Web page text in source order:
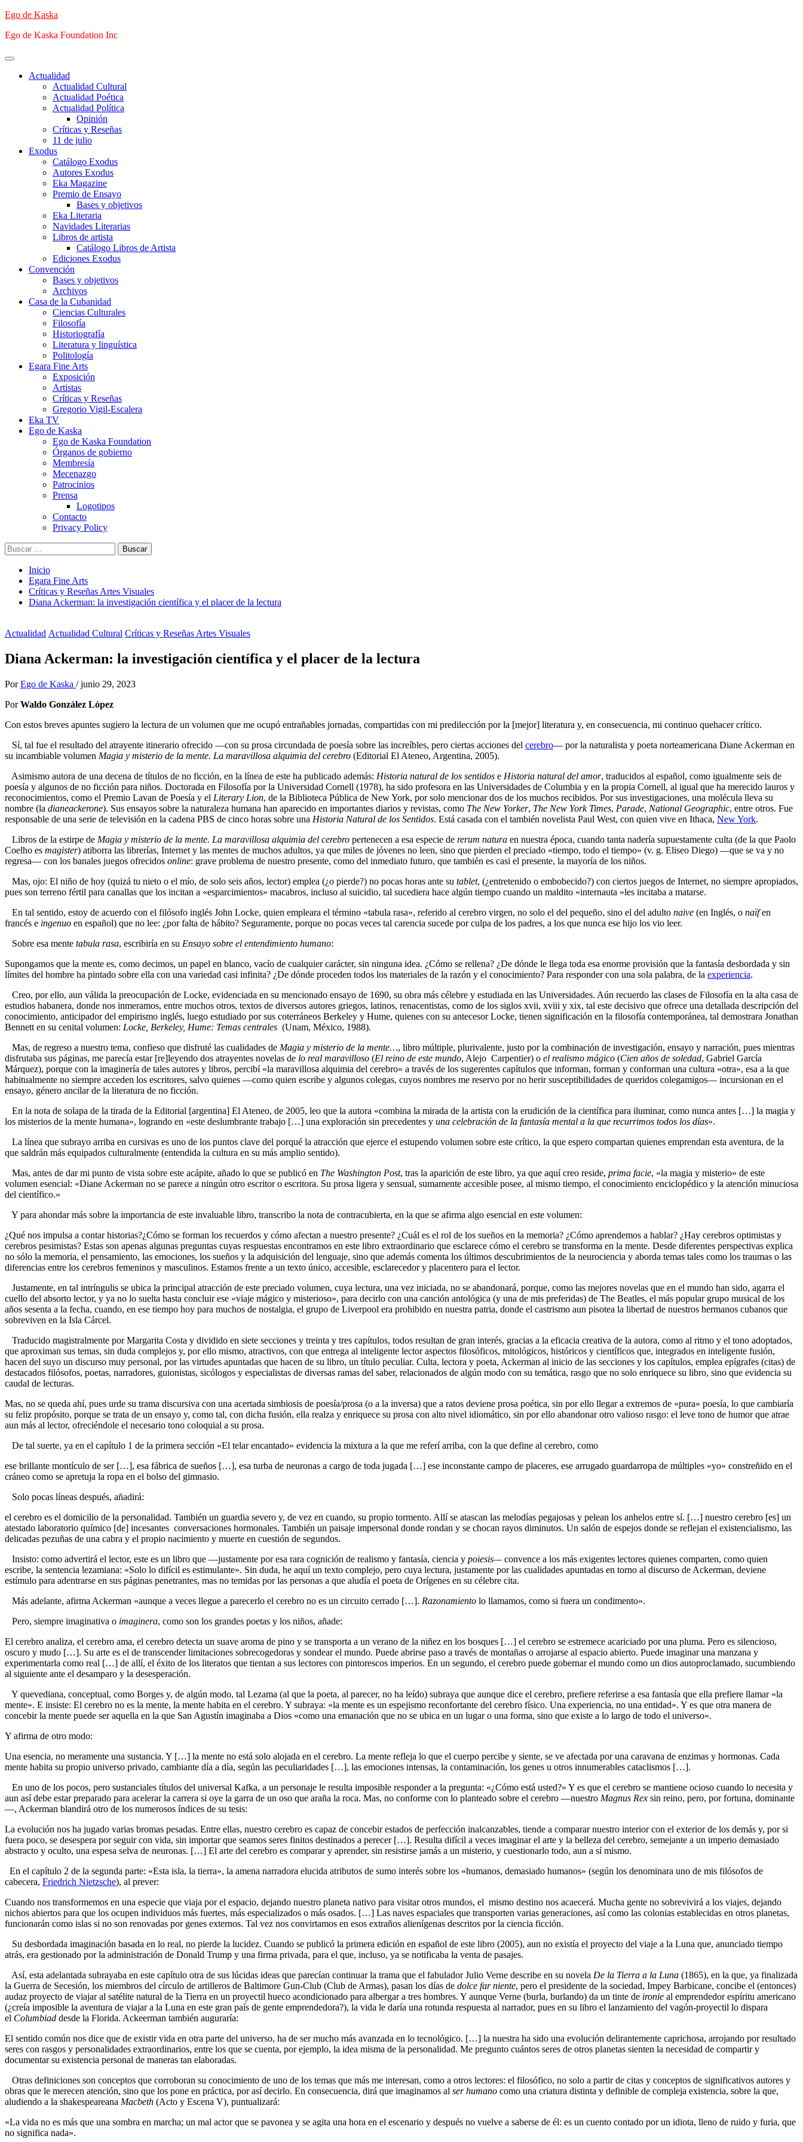
Saltar
contenido
Ego de Kaska
Ego de Kaska Foundation Inc
Menú
principalActualidad
Actualidad Cultural
Actualidad Poética
Actualidad Política
Opinión
Críticas y Reseñas
11 de julio
Exodus
Catálogo Exodus
Autores Exodus
Eka Magazine
Premio de Ensayo
Bases y objetivos
Eka Literaria
Navidades Literarias
Libros de artista
Catálogo Libros de Artista
Ediciones Exodus
Convención
Bases y objetivos
Archivos
Casa de la Cubanidad
Ciencias Culturales
Filosofía
Historiografía
Literatura y linguística
Politología
Egara Fine Arts
Exposición
Artistas
Críticas y Reseñas
Gregorio Vigil-Escalera
Eka TV
Ego de Kaska
Ego de Kaska Foundation
Órganos de gobierno
Membresía
Mecenazgo
Patrocinios
Prensa
Logotipos
Contacto
Privacy Policy
Buscar:
Inicio
Egara Fine Arts
Críticas y Reseñas Artes Visuales
Diana Ackerman: la investigación científica y el placer de la lectura
Actualidad Actualidad Cultural Críticas y Reseñas Artes Visuales
Diana Ackerman: la investigación científica y el placer de la lectura
Por Ego de Kaska / junio 29, 2023
PorWaldo González López
Con estos breves apuntes sugiero la lectura de un volumen que me ocupó entrañables jornadas, compartidas con mi predilección por la [mejor] literatura y, en consecuencia, mi continuo quehacer crítico.
Sí, tal fue el resultado del atrayente itinerario ofrecido —con su prosa circundada de poesía sobre las increíbles, pero ciertas acciones del cerebro— por la naturalista y poeta norteamericana Diane Ackerman en
su incambiable volumen Magia y misterio de la mente. La maravillosa alquimia del cerebro (Editorial El Ateneo, Argentina, 2005).
Asimismo autora de una decena de títulos de no ficción, en la línea de este ha publicado además: Historia natural de los sentidos e Historia natural del amor, traducidos al español, como igualmente seis de
poesía y algunos de no ficción para niños. Doctorada en Filosofía por la Universidad Cornell (1978), ha sido profesora en las Universidades de Columbia y en la propia Cornell, al igual que ha merecido lauros y
reconocimientos, como el Premio Lavan de Poesía y el Literary Lion, de la Biblioteca Pública de New York, por solo mencionar dos de los muchos recibidos. Por sus investigaciones, una molécula lleva su
nombre (la dianeackerone). Sus ensayos sobre la naturaleza humana han aparecido en importantes diarios y revistas, como The New Yorker, The New York Times, Parade, National Geographic, entre otros. Fue
responsable de una serie de televisión en la cadena PBS de cinco horas sobre una Historia Natural de los Sentidos. Está casada con el también novelista Paul West, con quien vive en Ithaca, New York.
Libros de la estirpe de Magia y misterio de la mente. La maravillosa alquimia del cerebro pertenecen a esa especie de rerum natura en nuestra época, cuando tanta nadería supuestamente culta (de la que Paolo
Coelho es magister) atiborra las librerías, Internet y las mentes de muchos adultos, ya que miles de jóvenes no leen, sino que pierden el preciado «tiempo, todo el tiempo» (v. g. Eliseo Diego) —que se va y no
regresa— con los banales juegos ofrecidos online: grave problema de nuestro presente, como del inmediato futuro, que también es casi el presente, la mayoría de los niños.
Mas, ojo: El niño de hoy (quizá tu nieto o el mío, de solo seis años, lector) emplea (¿o pierde?) no pocas horas ante su tablet, (¿entretenido o embobecido?) con ciertos juegos de Internet, no siempre apropiados,
pues son terreno fértil para canallas que los incitan a «esparcimientos» macabros, incluso al suicidio, tal sucediera hace algún tiempo cuando un maldito «internauta »les incitaba a matarse.
En tal sentido, estoy de acuerdo con el filósofo inglés John Locke, quien empleara el término «tabula rasa», referido al cerebro virgen, no solo el del pequeño, sino el del adulto naive (en Inglés, o naïfen
francés e ingenuo en español) que no lee: ¿por falta de hábito? Seguramente, porque no pocas veces tal carencia sucede por culpa de los padres, a los que nunca ese hijo los vio leer.
Sobre esa mente tabula rasa, escribiría en su Ensayo sobre el entendimiento humano:
Supongamos que la mente es, como decimos, un papel en blanco, vacío de cualquier carácter, sin ninguna idea. ¿Cómo se rellena? ¿De dónde le llega toda esa enorme provisión que la fantasía desbordada y sin
límites del hombre ha pintado sobre ella con una variedad casi infinita? ¿De dónde proceden todos los materiales de la razón y el conocimiento? Para responder con una sola palabra, de la experiencia. ​
Creo, por ello, aun válida la preocupación de Locke, evidenciada en su mencionado ensayo de 1690, su obra más célebre y estudiada en las Universidades. Aún recuerdo las clases de Filosofía en la alta casa de
estudios habanera, donde nos inmeramos, entre muchos otros, textos de diversos autores griegos, latinos, renacentistas, como de los siglos xvii, xviii y xix, tal este decisivo que ofrece una detallada descripción del
conocimiento, anticipador del empirismo inglés, luego estudiado por sus coterráneos Berkeley y Hume, quienes con su antecesor Locke, tienen significación en la filosofía contemporánea, tal demostrara Jonathan
Bennett en su cenital volumen: Locke, Berkeley, Hume: Temas centrales (Unam, México, 1988).
Mas, de regreso a nuestro tema, confieso que disfruté las cualidades de Magia y misterio de la mente…, libro múltiple, plurivalente, justo por la combinación de investigación, ensayo y narración, pues mientras
disfrutaba sus páginas, me parecía estar [re]leyendo dos atrayentes novelas de lo real maravilloso (El reino de este mundo, Alejo Carpentier) o el realismo mágico (Cien años de soledad, Gabriel García
Márquez), porque con la imaginería de tales autores y libros, percibí «la maravillosa alquimia del cerebro» a través de los sugerentes capítulos que informan, forman y conforman una cultura «otra», esa a la que
habitualmente no siempre acceden los escritores, salvo quienes —como quien escribe y algunos colegas, cuyos nombres me reservo por no herir susceptibilidades de queridos colegamigos— incursionan en el
ensayo, género ancilar de la literatura de no ficción.
En la nota de solapa de la tirada de la Editorial [argentina] El Ateneo, de 2005, leo que la autora «combina la mirada de la artista con la erudición de la científica para iluminar, como nunca antes […] la magia y
los misterios de la mente humana», logrando en «este deslumbrante trabajo […] una exploración sin precedentes y una celebración de la fantasía mental a la que recurrimos todos los días».
La línea que subrayo arriba en cursivas es uno de los puntos clave del porqué la atracción que ejerce el estupendo volumen sobre este crítico, la que espero compartan quienes emprendan esta aventura, de la
que saldrán más equipados culturalmente (entendida la cultura en su más amplio sentido).
Mas, antes de dar mi punto de vista sobre este acápite, añado lo que se publicó en The Washington Post, tras la aparición de este libro, ya que aquí creo reside, prima facie, «la magia y misterio» de este
volumen esencial: «Diane Ackerman no se parece a ningún otro escritor o escritora. Su prosa ligera y sensual, sumamente accesible posee, al mismo tiempo, el conocimiento enciclopédico y la atención minuciosa
del científico.»
Y para ahondar más sobre la importancia de este invaluable libro, transcribo la nota de contracubierta, en la que se afirma algo esencial en este volumen:
¿Qué nos impulsa a contar historias?¿Cómo se forman los recuerdos y cómo afectan a nuestro presente? ¿Cuál es el rol de los sueños en la memoria? ¿Cómo aprendemos a hablar? ¿Hay cerebros optimistas y
cerebros pesimistas? Estas son apenas algunas preguntas cuyas respuestas encontramos en este libro extraordinario que esclarece cómo el cerebro se transforma en la mente. Desde diferentes perspectivas explica
no sólo la memoria, el pensamiento, las emociones, los sueños y la adquisición del lenguaje, sino que además comenta los últimos descubrimientos de la neurociencia y aborda temas tales como los traumas o las
diferencias entre los cerebros femeninos y masculinos. Estamos frente a un texto único, accesible, esclarecedor y placentero para el lector.
Justamente, en tal intríngulis se ubica la principal atracción de este preciado volumen, cuya lectura, una vez iniciada, no se abandonará, porque, como las mejores novelas que en el mundo han sido, agarra el
cuello del absorto lector, y ya no lo suelta hasta concluir ese «viaje mágico y misterioso», para decirlo con una canción antológica (y una de mis preferidas) de The Beatles, el más popular grupo musical de los
años sesenta a la fecha, cuando, en ese tiempo hoy para muchos de nostalgia, el grupo de Liverpool era prohibido en nuestra patria, donde el castrismo aun pisotea la libertad de nuestros hermanos cubanos que
sobreviven en la Isla Cárcel.
Traducido magistralmente por Margarita Costa y dividido en siete secciones y treinta y tres capítulos, todos resultan de gran interés, gracias a la eficacia creativa de la autora, como al ritmo y el tono adoptados,
que aproximan sus temas, sin duda complejos y, por ello mismo, atractivos, con que entrega al inteligente lector aspectos filosóficos, mitológicos, históricos y científicos que, integrados en inteligente fusión,
hacen del suyo un discurso muy personal, por las virtudes apuntadas que hacen de su libro, un título peculiar. Culta, lectora y poeta, Ackerman al inicio de las secciones y los capítulos, emplea epígrafes (citas) de
destacados filósofos, poetas, narradores, guionistas, sicólogos y especialistas de diversas ramas del saber, relacionados de algún modo con su temática, rasgo que no solo enriquece su libro, sino que evidencia su
caudal de lecturas.
Mas, no se queda ahí, pues urde su trama discursiva con una acertada simbiosis de poesía/prosa (o a la inversa) que a ratos deviene prosa poética, sin por ello llegar a extremos de «pura» poesía, lo que cambiaría
su feliz propósito, porque se trata de un ensayo y, como tal, con dicha fusión, ella realza y enriquece su prosa con alto nivel idiomático, sin por ello abandonar otro valioso rasgo: el leve tono de humor que atrae
aun más al lector, ofreciéndole el necesario tono coloquial a su prosa.
De tal suerte, ya en el capítulo 1 de la primera sección «El telar encantado» evidencia la mixtura a la que me referí arriba, con la que define al cerebro, como
ese brillante montículo de ser […], esa fábrica de sueños […], esa turba de neuronas a cargo de toda jugada […] ese inconstante campo de placeres, ese arrugado guardarropa de múltiples «yo» constreñido en el
cráneo como se apretuja la ropa en el bolso del gimnasio.
Solo pocas líneas después, añadirá:
el cerebro es el domicilio de la personalidad. También un guardia severo y, de vez en cuando, su propio tormento. Allí se atascan las melodías pegajosas y pelean los anhelos entre sí. […] nuestro cerebro [es] un
atestado laboratorio químico [de] incesantes conversaciones hormonales. También un paisaje impersonal donde rondan y se chocan rayos diminutos. Un salón de espejos donde se reflejan el existencialismo, las
delicadas pezuñas de una cabra y el propio nacimiento y muerte en cuestión de segundos.
Insisto: como advertirá el lector, este es un libro que —justamente por esa rara cognición de realismo y fantasía, ciencia y poiesis—convence a los más exigentes lectores quienes comparten, como quien
escribe, la sentencia lezamiana: «Solo lo difícil es estimulante». Sin duda, he aquí un texto complejo, pero cuya lectura, justamente por las cualidades apuntadas en torno al discurso de Ackerman, deviene
estímulo para adentrarse en sus páginas penetrantes, mas no temidas por las personas a que aludía el poeta de Orígenes en su célebre cita.
Más adelante, afirma Ackerman «aunque a veces llegue a parecerlo el cerebro no es un circuito cerrado […]. Razonamiento lo llamamos, como si fuera un condimento».
Pero, siempre imaginativa o imaginera, como son los grandes poetas y los niños, añade:
El cerebro analiza, el cerebro ama, el cerebro detecta un suave aroma de pino y se transporta a un verano de la niñez en los bosques […] el cerebro se estremece acariciado por una pluma. Pero es silencioso,
oscuro y mudo […]. Su arte es el de transcender limitaciones sobrecogedoras y sondear el mundo. Puede abrirse paso a través de montañas o arrojarse al espacio abierto. Puede imaginar una manzana y
experimentarla como real […] de allí, el éxito de los literatos que tientan a sus lectores con pintorescos imperios. En un segundo, el cerebro puede gobernar el mundo como un dios autoproclamado, sucumbiendo
al siguiente ante el desamparo y la desesperación.
Y quevediana, conceptual, como Borges y, de algún modo, tal Lezama (al que la poeta, al parecer, no ha leído) subraya que aunque dice el cerebro, prefiere referirse a esa fantasía que ella prefiere llamar «la
mente». E insiste: El cerebro no es la mente, la mente habita en el cerebro. Y subraya: «la mente es un espejismo reconfortante del cerebro físico. Una experiencia, no una entidad». Y es que otra manera de
concebir la mente puede ser aquella en la que San Agustín imaginaba a Dios «como una emanación que no se ubica en un lugar o una forma, sino que existe a lo largo de todo el universo».
Y afirma de otro modo:
Una esencia, no meramente una sustancia. Y […] la mente no está solo alojada en el cerebro. La mente refleja lo que el cuerpo percibe y siente, se ve afectada por una caravana de enzimas y hormonas. Cada
mente habita su propio universo privado, cambiante día a día, según las peculiaridades […], las emociones intensas, la contaminación, los genes u otros innumerables cataclismos […].
En uno de los pocos, pero sustanciales títulos del universal Kafka, a un personaje le resulta imposible responder a la pregunta: «¿Cómo está usted?» Y es que el cerebro se mantiene ocioso cuando lo necesita y
aun así debe estar preparado para acelerar la carrera si oye la garra de un oso que araña la roca. Mas, no conforme con lo planteado sobre el cerebro —nuestro Magnus Rex sin reino, pero, por fortuna, dominante
—, Ackerman blandirá otro de los numerosos índices de su tesis:
La evolución nos ha jugado varias bromas pesadas. Entre ellas, nuestro cerebro es capaz de concebir estados de perfección inalcanzables, tiende a comparar nuestro interior con el exterior de los demás y, por si
fuera poco, se desespera por seguir con vida, sin importar que seamos seres finitos destinados a perecer […]. Resulta difícil a veces imaginar el arte y la belleza del cerebro, semejante a un imperio demasiado
abstracto y oculto, una espesa selva de neuronas. […] El arte del cerebro es comparar y aprender, sin resistirse jamás a un misterio, y cuestionarlo todo, aun a sí mismo.
En el capítulo 2 de la segunda parte: «Esta isla, la tierra», la amena narradora elucida atributos de sumo interés sobre los «humanos, demasiado humanos» (según los denominara uno de mis filósofos de
cabecera, Friedrich Nietzsche), al prever:
Cuando nos transformemos en una especie que viaja por el espacio, dejando nuestro planeta nativo para visitar otros mundos, el mismo destino nos acaecerá. Mucha gente no sobrevivirá a los viajes, dejando
nichos abiertos para que los ocupen individuos más fuertes, más especializados o más osados. […] Las naves espaciales que transporten varias generaciones, así como las colonias establecidas en otros planetas,
funcionarán como islas si no son renovadas por genes externos. Tal vez nos convirtamos en esos extraños alienígenas descritos por la ciencia ficción.
Su desbordada imaginación basada en lo real, no pierde la lucidez. Cuando se publicó la primera edición en español de este libro (2005), aun no existía el proyecto del viaje a la Luna que, anunciado tiempo
atrás, era gestionado por la administración de Donald Trump y una firma privada, para el que, incluso, ya se notificaba la venta de pasajes.
Así, esta adelantada subrayaba en este capítulo otra de sus lúcidas ideas que parecían continuar la trama que el fabulador Julio Verne describe en su novela De la Tierra a la Luna (1865), en la que, ya finalizada
la Guerra de Secesión, los miembros del círculo de artilleros de Baltimore Gun-Club (Club de Armas), pasan los días de dolce far niente, pero el presidente de la sociedad, Impey Barbicane, concibe el (entonces)
audaz proyecto de viajar al satélite natural de la Tierra en un proyectil hueco acondicionado para albergar a tres hombres. Y aunque Verne (burla, burlando) da un tinte de ironie al emprendedor espíritu americano
(¿creía imposible la aventura de viajar a la Luna en este gran país de gente emprendedora?), la vida le daría una rotunda respuesta al narrador, pues en su libro el lanzamiento del vagón-proyectil lo dispara
el Columbiad desde la Florida. Ackeerman también auguraría:
El sentido común nos dice que de existir vida en otra parte del universo, ha de ser mucho más avanzada en lo tecnológico. […] la nuestra ha sido una evolución delirantemente caprichosa, arrojando por resultado
seres con rasgos y personalidades extraordinarios, entre los que se cuenta, por ejemplo, la idea misma de la personalidad. Me pregunto cuántos seres de otros planetas sienten la necesidad de compartir y
documentar su existencia personal de maneras tan elaboradas.
Otras definiciones son conceptos que corroboran su conocimiento de uno de los temas que más me interesan, como a otros lectores: el filosófico, no solo a partir de citas y conceptos de significativos autores y
obras que le merecen atención, sino que los pone en práctica, por así decirlo. En consecuencia, dirá que imaginamos al ser humano como una criatura distinta y definible de compleja existencia, sobre la que,
aludiendo a la shakespeareana Macbeth (Acto y Escena V), puntualizará:
«La vida no es más que una sombra en marcha; un mal actor que se pavonea y se agita una hora en el escenario y después no vuelve a saberse de él: es un cuento contado por un idiota, lleno de ruido y furia, que
no significa nada».